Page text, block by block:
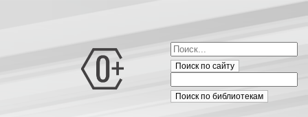
Поиск по сайту
Поиск по библиотекам